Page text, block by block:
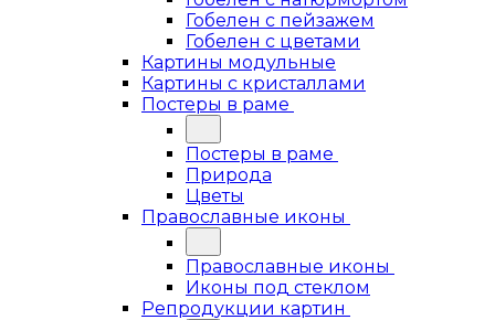
Гобелен с пейзажем
Гобелен с цветами
Картины модульные
Картины с кристаллами
Постеры в раме
Постеры в раме
Природа
Цветы
Православные иконы
Православные иконы
Иконы под стеклом
Репродукции картин